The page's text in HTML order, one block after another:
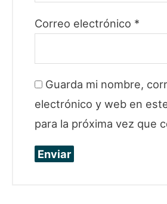
Correo electrónico *
Guarda mi nombre,
electrónico y web en
para la próxima vez que